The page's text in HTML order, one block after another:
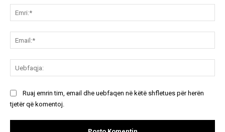
Ruaj emrin tim, email dhe uebfaqen në këtë shfletues për herën
tjetër që komentoj.